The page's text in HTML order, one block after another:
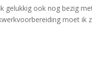
ook nog bezig
moet ik